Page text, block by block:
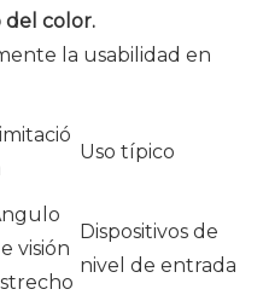
del color.
la usabilidad en
Uso típico
visión
Dispositivos de
nivel de entrada